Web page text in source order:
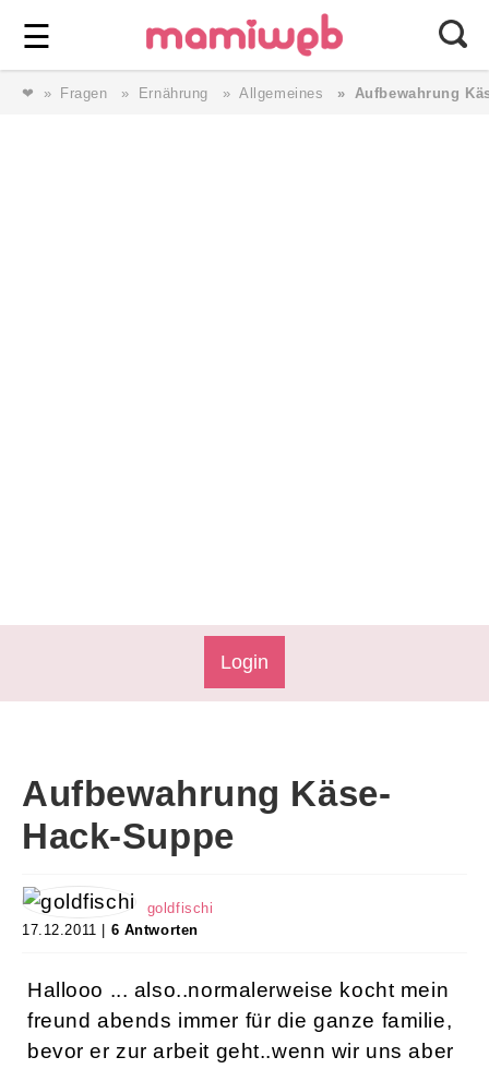
☰ ⎯ Wir lieben Familie ⎯
❤ Fragen Ernährung Allgemeines Aufbewahrung
Login
Aufbewahrung Käse-
Hack-Suppe
goldfischi
17.12.2011 | 6 Antworten
Hallooo ... also..normalerweise kocht mein
freund abends immer für die ganze familie,
bevor er zur arbeit geht..wenn wir uns aber